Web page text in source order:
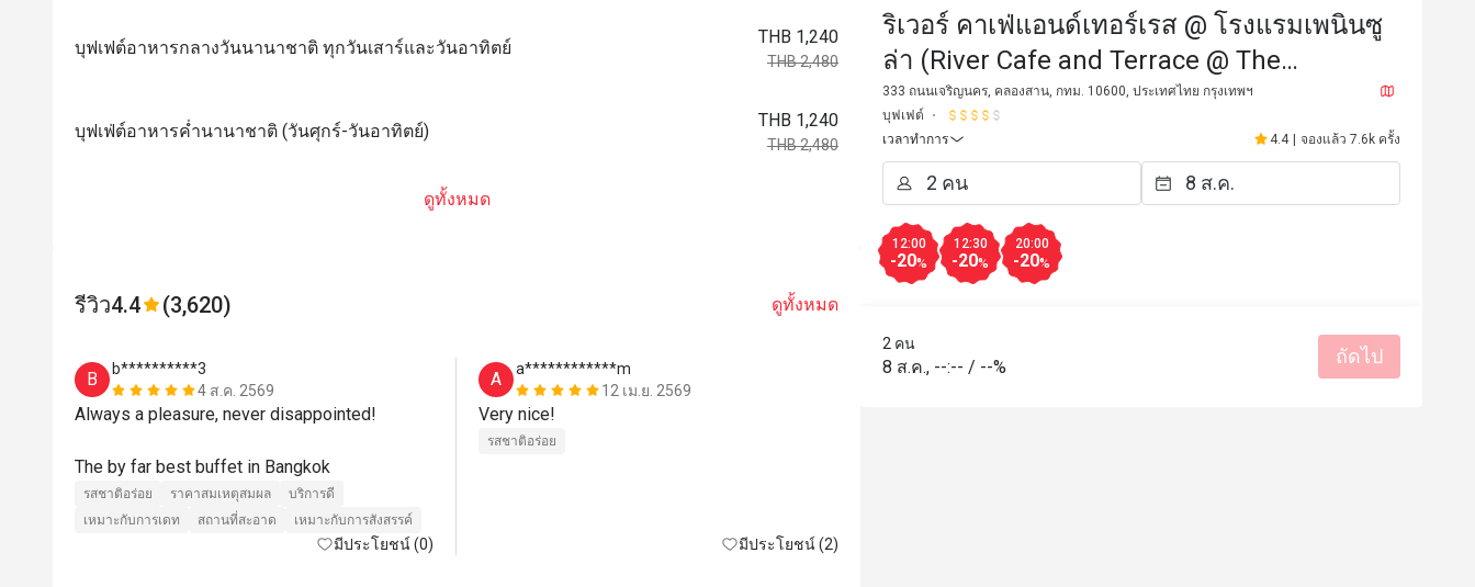
บุฟเฟต์อาหารกลางวันนานาชาติ ทุกวันเสาร์และวันอาทิตย์
THB 1,240
THB 2,480
บุฟเฟ่ต์อาหารค่ำนานาชาติ (วันศุกร์-วันอาทิตย์)
THB 1,240
THB 2,480
ดูทั้งหมด
รีวิว4.4 (3,620) ดูทั้งหมด
B
b**********3
4 ส.ค. 2569
Always a pleasure, never disappointed!
The by far best buffet in Bangkok
รสชาติอร่อย ราคาสมเหตุสมผล
บริการดี
เหมาะกับการเดท
สถานที่สะอาด เหมาะกับการสังสรรค์
มีประโยชน์ (0)
A
a************m
12 เม.ย. 2569
Very nice!
รสชาติอร่อย
มีประโยชน์ (2)
J
j***********5
S***n
ริเวอร์ คาเฟ่แอนด์เทอร์เรส @ โรงแรมเพนินซู
ล่า (River Cafe and Terrace @ The
Peninsula Bangkok)
333 ถนนเจริญนคร, คลองสาน, กทม. 10600, ประเทศไทย กรุงเทพฯ
บุฟเฟต์
เวลาทำการ
4.4 จองแล้ว 7.6k ครั้ง
12:00
-20%
12:30
-20%
20:00
-20%
2 คน
8 ส.ค., --:-- / --% ถัดไป